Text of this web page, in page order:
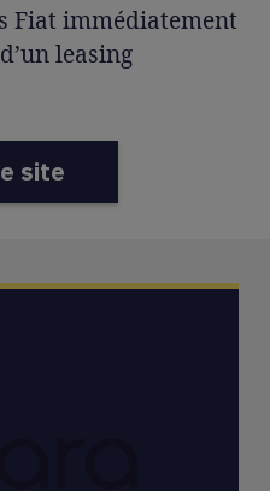
Fiat immédiatement
leasing
site